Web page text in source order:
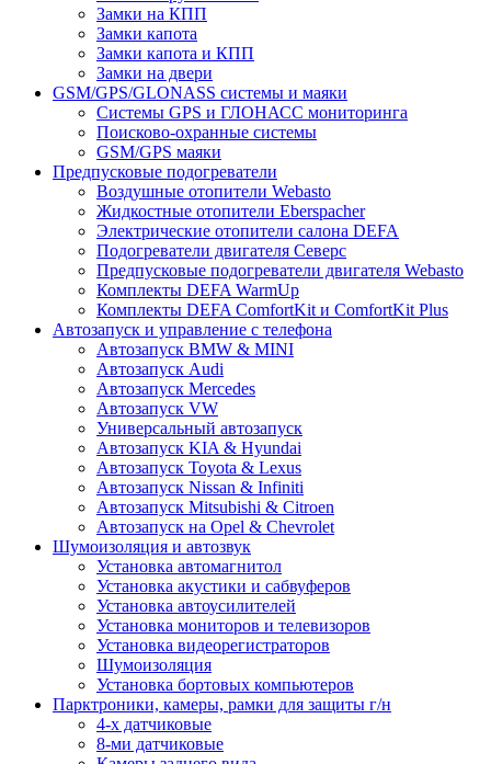
Замки на КПП
Замки капота
Замки капота и КПП
Замки на двери
GSM/GPS/GLONASS системы и маяки
Системы GPS и ГЛОНАСС мониторинга
Поисково-охранные системы
GSM/GPS маяки
Предпусковые подогреватели
Воздушные отопители Webasto
Жидкостные отопители Eberspacher
Электрические отопители салона DEFA
Подогреватели двигателя Северс
Предпусковые подогреватели двигателя Webasto
Комплекты DEFA WarmUp
Комплекты DEFA ComfortKit и ComfortKit Plus
Автозапуск и управление с телефона
Автозапуск BMW & MINI
Автозапуск Audi
Автозапуск Mercedes
Автозапуск VW
Универсальный автозапуск
Автозапуск KIA & Hyundai
Автозапуск Toyota & Lexus
Автозапуск Nissan & Infiniti
Автозапуск Mitsubishi & Citroen
Автозапуск на Opel & Chevrolet
Шумоизоляция и автозвук
Установка автомагнитол
Установка акустики и сабвуферов
Установка автоусилителей
Установка мониторов и телевизоров
Установка видеорегистраторов
Шумоизоляция
Установка бортовых компьютеров
Парктроники, камеры, рамки для защиты г/н
4-х датчиковые
8-ми датчиковые